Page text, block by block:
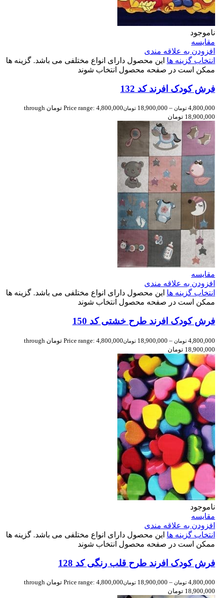
ناموجود
مقایسه
افزودن به علاقه مندی
انتخاب گزینه ها این محصول دارای انواع مختلفی می باشد. گزینه ها
ممکن است در صفحه محصول انتخاب شوند
فرش کودک افرند کد 132
4,800,000 تومان –
18,900,000 تومان
Price range: 4,800,000 تومان through
18,900,000 تومان
مقایسه
افزودن به علاقه مندی
انتخاب گزینه ها این محصول دارای انواع مختلفی می باشد. گزینه ها
ممکن است در صفحه محصول انتخاب شوند
فرش کودک افرند طرح خشتی کد 150
4,800,000 تومان –
18,900,000 تومان
Price range: 4,800,000 تومان through
18,900,000 تومان
ناموجود
مقایسه
افزودن به علاقه مندی
انتخاب گزینه ها این محصول دارای انواع مختلفی می باشد. گزینه ها
ممکن است در صفحه محصول انتخاب شوند
فرش کودک افرند طرح قلب رنگی کد 128
4,800,000 تومان –
18,900,000 تومان
Price range: 4,800,000 تومان through
18,900,000 تومان